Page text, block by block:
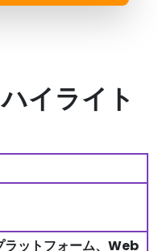
イライト
ラットフォーム、Web